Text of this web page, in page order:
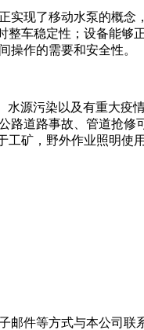
实现了移动水泵的概
整车稳定性；设备能
操作的需要和安全性。
水源污染以及有重大疫
路道路事故、管道抢
矿，野外作业照明使用
邮件等方式与本公司联